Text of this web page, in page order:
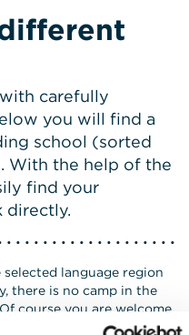
carefully
you will find a
school (sorted
With the help of the
find your
directly.
language region
there is no camp in the
course you are welcome
regions or sports